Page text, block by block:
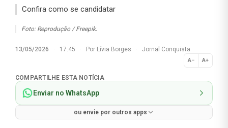
Confira como se candidatar
Foto: Reprodução / Freepik.
13/05/2026 · 17:45 · Por Lívia Borges · Jornal Conquista
A− A+
Normal
COMPARTILHE ESTA NOTÍCIA
Enviar no WhatsApp
ou envie por outros apps